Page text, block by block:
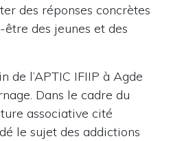
des réponses concrètes
des jeunes et des
de l’APTIC IFIIP à Agde
Dans le cadre du
associative cité
le sujet des addictions